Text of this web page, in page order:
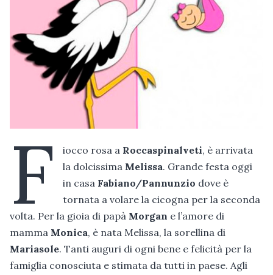
F iocco rosa a Roccaspinalveti, è arrivata
la dolcissima Melissa. Grande festa oggi
in casa Fabiano/Pannunzio dove è
tornata a volare la cicogna per la seconda
volta. Per la gioia di papà Morgan e l’amore di
mamma Monica, è nata Melissa, la sorellina di
Mariasole. Tanti auguri di ogni bene e felicità per la
famiglia conosciuta e stimata da tutti in paese. Agli